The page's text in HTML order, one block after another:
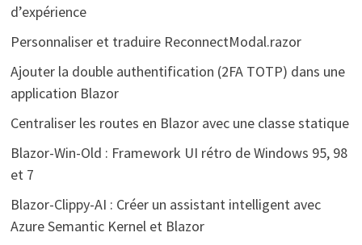
d’expérience
Personnaliser et traduire ReconnectModal.razor
Ajouter la double authentification (2FA TOTP) dans une
application Blazor
Centraliser les routes en Blazor avec une classe statique
Blazor-Win-Old : Framework UI rétro de Windows 95, 98
et 7
Blazor-Clippy-AI : Créer un assistant intelligent avec
Azure Semantic Kernel et Blazor